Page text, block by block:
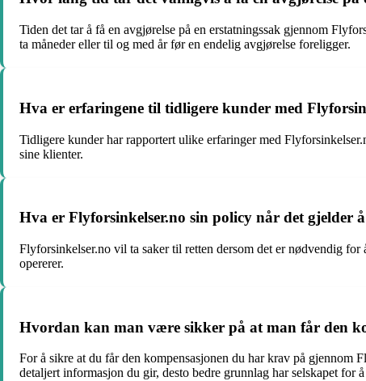
Tiden det tar å få en avgjørelse på en erstatningssak gjennom
ta måneder eller til og med år før en endelig avgjørelse foreligger.
Hva er erfaringene til tidligere kunder med
Tidligere kunder har rapportert ulike erfaringer med
sine klienter.
Hva er Flyforsinkelser.no sin policy når det gjelder
Flyforsinkelser.no vil ta saker til retten dersom det er nødvendig
opererer.
Hvordan kan man være sikker på at man får den
For å sikre at du får den kompensasjonen du har krav på
detaljert informasjon du gir, desto bedre grunnlag har selskapet for